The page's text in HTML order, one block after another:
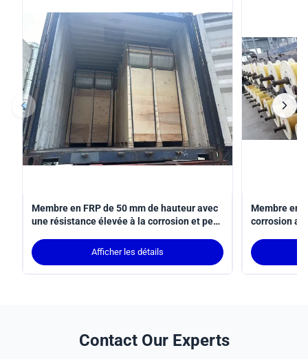
Membre en FRP de 50 mm de hauteur avec
une résistance élevée à la corrosion et peu
durable
Afficher les détails
Membre en
corrosion
élevée et un
Contact Our Experts